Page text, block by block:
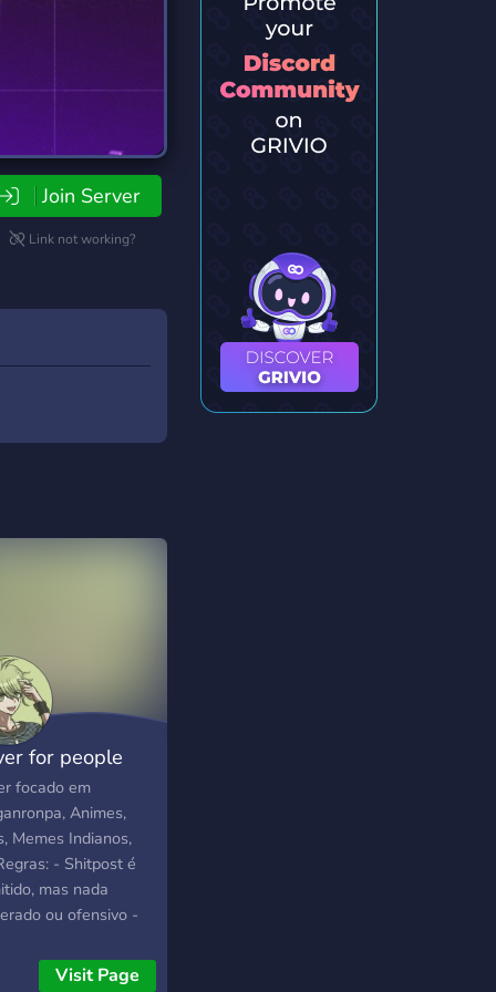
Join Server
Link not working?
for people
focado em
Animes,
Memes Indianos,
- Shitpost é
mas nada
ou ofensivo -
homofobia,
Visit Page